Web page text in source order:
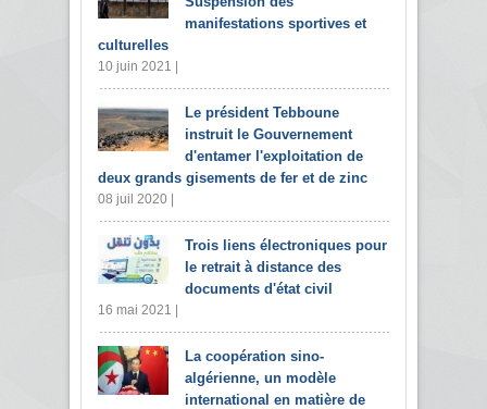
manifestations sportives et
culturelles
10 juin 2021 |
Le président Tebboune
instruit le Gouvernement
d'entamer l'exploitation de
deux grands gisements de fer et de zinc
08 juil 2020 |
Trois liens électroniques pour
le retrait à distance des
documents d'état civil
16 mai 2021 |
La coopération sino-
algérienne, un modèle
international en matière de